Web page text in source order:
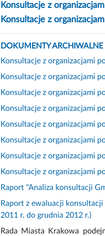
Konsultacje z
Konsultacje z
DOKUMENTY ARCHIWALNE
Konsultacje z organizacjami
Konsultacje z organizacjami
Konsultacje z organizacjami
Konsultacje z organizacjami
Konsultacje z organizacjami
Konsultacje z organizacjami
Konsultacje z organizacjami
Konsultacje z organizacjami
Raport "Analiza konsultacji
Raport z ewaluacji
2011 r. do grudnia 2012 r.)
Rada Miasta Krakowa